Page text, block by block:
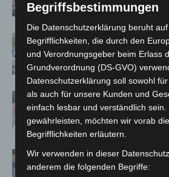
Blaulichtmeile
Polizei, Feuerwehr
hautnah erleben
Polizei
von Anzeigen per
Vermisste Seniorin
aufgefunden
Begriffsbestimmungen
Die Datenschutzerklärung beruht
Begrifflichkeiten, die durch den
und Verordnungsgeber beim Erlass
Grundverordnung (DS-GVO)
Datenschutzerklärung soll sowohl
als auch für unsere Kunden und
einfach lesbar und verständlich sein.
gewährleisten, möchten wir vorab
Begrifflichkeiten erläutern.
Wir verwenden in dieser
anderem die folgenden Begriffe: